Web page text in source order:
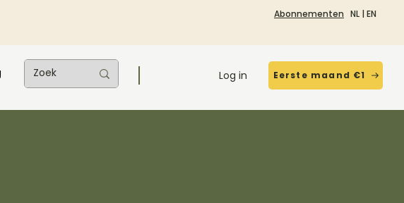
Abonnementen NL | EN
Log in Eerste maand €1